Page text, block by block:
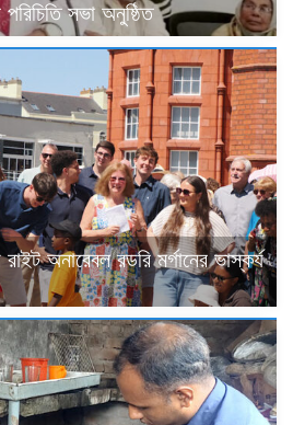
সভা অনুষ্ঠিত
অনারেবল রডরি মর্গানের ভাস্কর্য